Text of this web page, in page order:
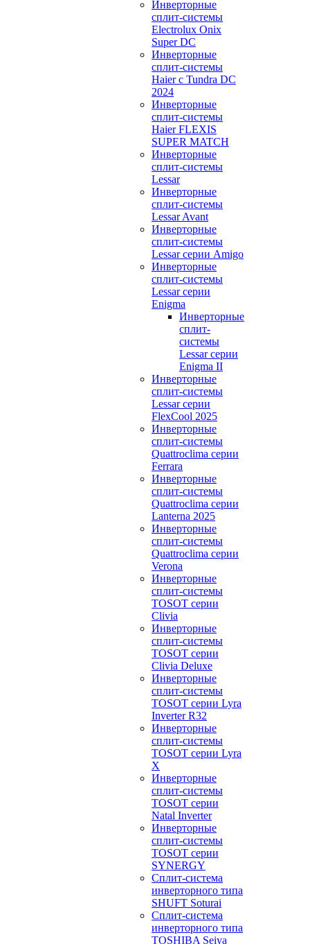
Инверторные
сплит-системы
Electrolux Onix
Super DC
Инверторные
сплит-системы
Haier c Tundra DC
2024
Инверторные
сплит-системы
Haier FLEXIS
SUPER MATCH
Инверторные
сплит-системы
Lessar
Инверторные
сплит-системы
Lessar Avant
Инверторные
сплит-системы
Lessar серии Amigo
Инверторные
сплит-системы
Lessar серии
Enigma
Инверторные
сплит-
системы
Lessar серии
Enigma II
Инверторные
сплит-системы
Lessar серии
FlexCool 2025
Инверторные
сплит-системы
Quattroclima серии
Ferrara
Инверторные
сплит-системы
Quattroclima серии
Lanterna 2025
Инверторные
сплит-системы
Quattroclima серии
Verona
Инверторные
сплит-системы
TOSOT серии
Clivia
Инверторные
сплит-системы
TOSOT серии
Clivia Deluxe
Инверторные
сплит-системы
TOSOT серии Lyra
Inverter R32
Инверторные
сплит-системы
TOSOT серии Lyra
X
Инверторные
сплит-системы
TOSOT серии
Natal Inverter
Инверторные
сплит-системы
TOSOT серии
SYNERGY
Сплит-система
инверторного типа
SHUFT Soturai
Сплит-система
инверторного типа
TOSHIBA Seiya